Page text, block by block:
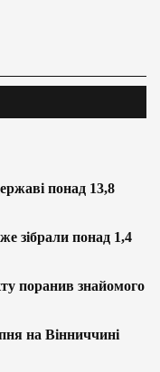
понад 13,8
зібрали понад 1,4
поранив знайомого
на Вінниччині